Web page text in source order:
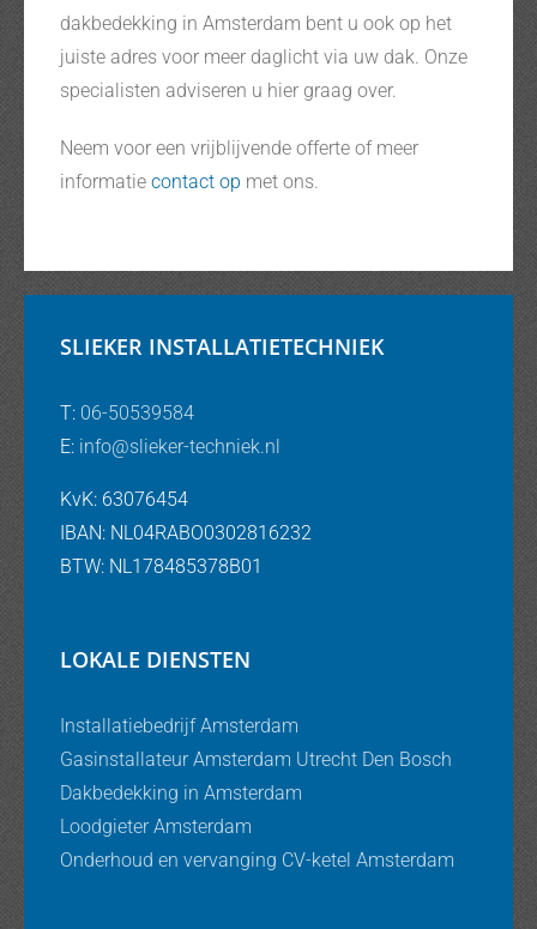
dakbedekking in Amsterdam bent u ook op het
juiste adres voor meer daglicht via uw dak. Onze
specialisten adviseren u hier graag over.
Neem voor een vrijblijvende offerte of meer
informatie contact op met ons.
SLIEKER INSTALLATIETECHNIEK
T: 06-50539584
E: info@slieker-techniek.nl
KvK: 63076454
IBAN: NL04RABO0302816232
BTW: NL178485378B01
LOKALE DIENSTEN
Installatiebedrijf Amsterdam
Gasinstallateur Amsterdam Utrecht Den Bosch
Dakbedekking in Amsterdam
Loodgieter Amsterdam
Onderhoud en vervanging CV-ketel Amsterdam